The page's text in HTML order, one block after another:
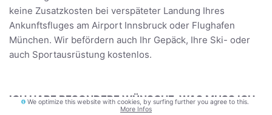
keine Zusatzkosten bei verspäteter Landung Ihres
Ankunftsfluges am Airport Innsbruck oder Flughafen
München. Wir befördern auch Ihr Gepäck, Ihre Ski- oder
auch Sportausrüstung kostenlos.
ICH HABE BESONDERE WÜNSCHE, WAS MUSS ICH
We optimize this website with cookies, by surfing further you agree to this.
More Infos